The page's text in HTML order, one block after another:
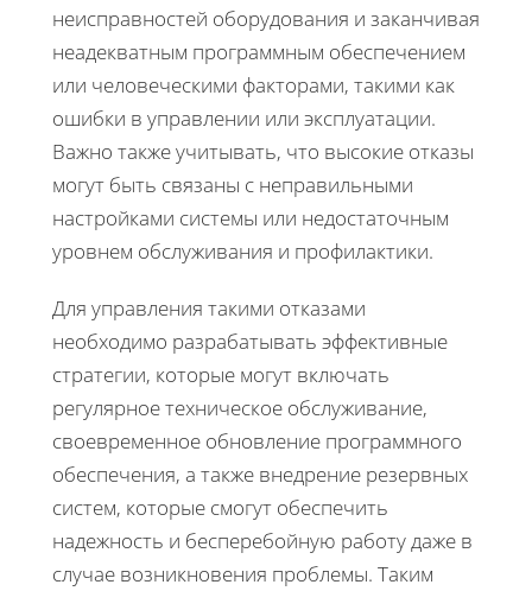
неисправностей оборудования и заканчивая
неадекватным программным обеспечением
или человеческими факторами, такими как
ошибки в управлении или эксплуатации.
Важно также учитывать, что высокие отказы
могут быть связаны с неправильными
настройками системы или недостаточным
уровнем обслуживания и профилактики.
Для управления такими отказами
необходимо разрабатывать эффективные
стратегии, которые могут включать
регулярное техническое обслуживание,
своевременное обновление программного
обеспечения, а также внедрение резервных
систем, которые смогут обеспечить
надежность и бесперебойную работу даже в
случае возникновения проблемы. Таким